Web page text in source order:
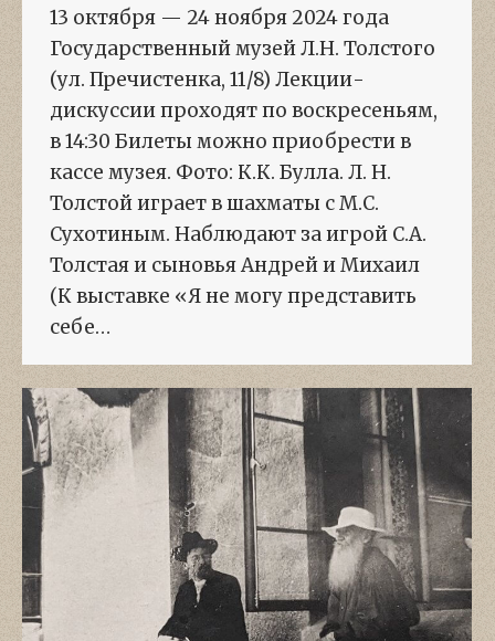
13 октября — 24 ноября 2024 года
Государственный музей Л.Н. Толстого
(ул. Пречистенка, 11/8) Лекции-
дискуссии проходят по воскресеньям,
в 14:30 Билеты можно приобрести в
кассе музея. Фото: К.К. Булла. Л. Н.
Толстой играет в шахматы с М.С.
Сухотиным. Наблюдают за игрой С.А.
Толстая и сыновья Андрей и Михаил
(К выставке «Я не могу представить
себе…